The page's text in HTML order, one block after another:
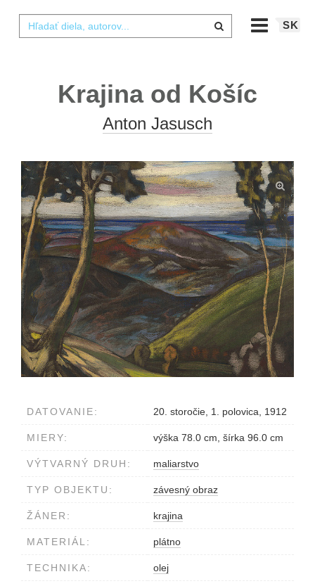
SK
Krajina od Košíc
Anton Jasusch
DATOVANIE: 20. storočie, 1. polovica, 1912
MIERY: výška 78.0 cm, šírka 96.0 cm
VÝTVARNÝ DRUH: maliarstvo
TYP OBJEKTU: závesný obraz
ŽÁNER: krajina
MATERIÁL: plátno
TECHNIKA: olej